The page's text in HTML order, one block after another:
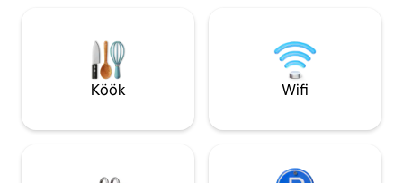
die Möglichkeit in Ruhe online zu
arbeiten und am Abend in einem
großzügigen Ambiente zu entspannen.
Köök Wifi